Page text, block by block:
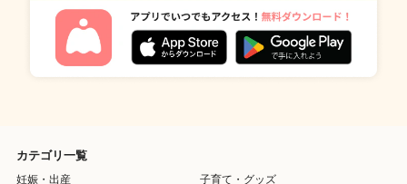
カテゴリ一覧
妊娠・出産
子育て・グッズ